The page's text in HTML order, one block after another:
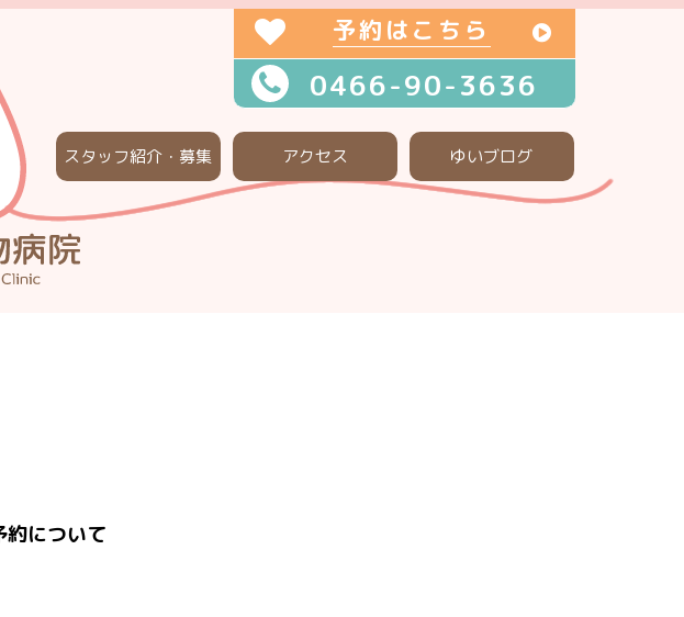
予約はこちら
0466-90-3636
スタッフ紹介・募集 アクセス ゆいブログ
約について